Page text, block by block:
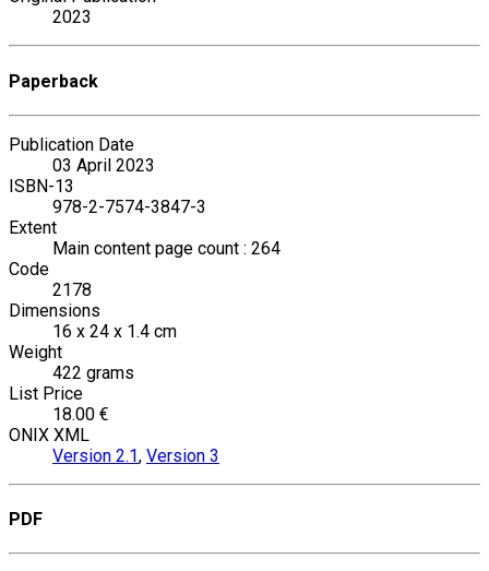
2023
Paperback
Publication Date
03 April 2023
ISBN-13
978-2-7574-3847-3
Extent
Main content page count : 264
Code
2178
Dimensions
16 x 24 x 1.4 cm
Weight
422 grams
List Price
18.00 €
ONIX XML
Version 2.1, Version 3
PDF